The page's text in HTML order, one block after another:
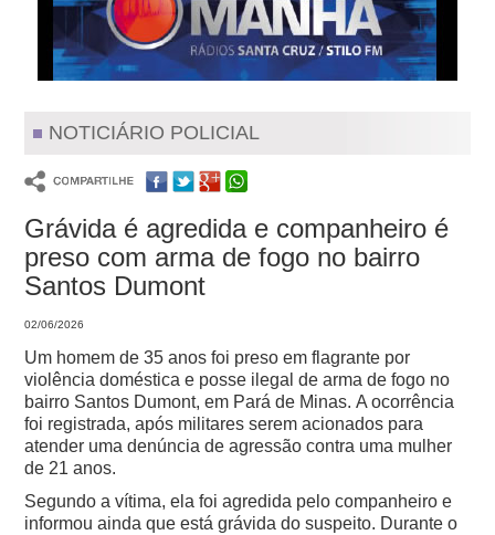
NOTICIÁRIO POLICIAL
Grávida é agredida e companheiro é
preso com arma de fogo no bairro
Santos Dumont
02/06/2026
Um homem de 35 anos foi preso em flagrante por
violência doméstica e posse ilegal de arma de fogo no
bairro Santos Dumont, em Pará de Minas.A ocorrência
foi registrada, após militares serem acionados para
atender uma denúncia de agressão contra uma mulher
de 21 anos.
Segundo a vítima, ela foi agredida pelo companheiro e
informou ainda que está grávida do suspeito. Durante o